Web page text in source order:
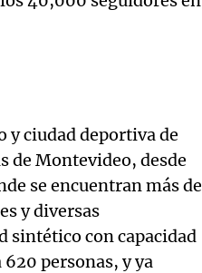
y ciudad deportiva de
de Montevideo, desde
se encuentran más de
y diversas
sintético con capacidad
personas, y ya